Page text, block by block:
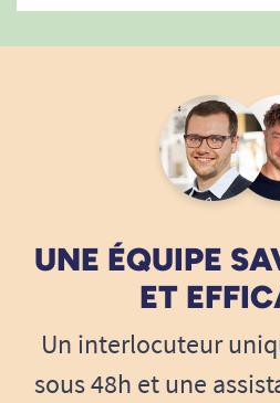
UNE ÉQUIPE
ET
Un interlocuteur
sous 48h et une